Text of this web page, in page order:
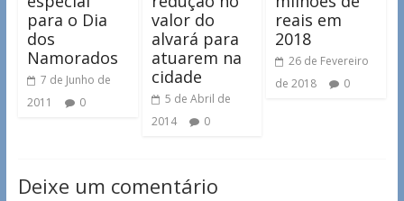
para o Dia
dos
Namorados
7 de Junho de
2011
0
valor do
alvará para
atuarem na
cidade
5 de Abril de
2014
0
reais em
2018
26 de Fevereiro
de 2018
0
Deixe um comentário